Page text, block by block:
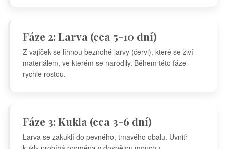
Fáze 2: Larva (cca 5-10 dní)
Z vajíček se líhnou beznohé larvy (červi), které se živí
materiálem, ve kterém se narodily. Během této fáze
rychle rostou.
Fáze 3: Kukla (cca 3-6 dní)
Larva se zakuklí do pevného, tmavého obalu. Uvnitř